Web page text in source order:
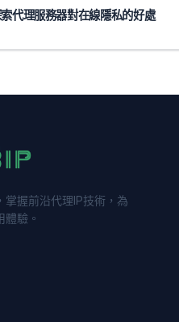
代理服務器對在線隱私的好處
掌握前沿代理IP技術，為
體驗。